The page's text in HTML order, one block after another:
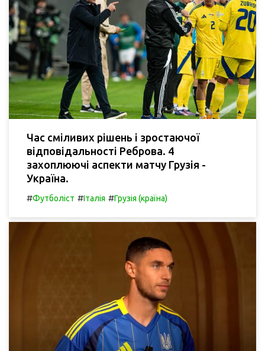
Час сміливих рішень і зростаючої
відповідальності Реброва. 4
захоплюючі аспекти матчу Грузія -
Україна.
#Футболіст #Італія #Грузія (країна)